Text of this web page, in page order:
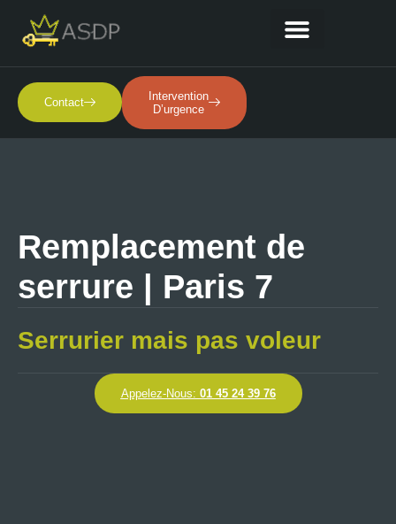
Contact
Intervention
D’urgence
Remplacement de
serrure | Paris 7
Serrurier mais pas voleur
Appelez-Nous: 01 45 24 39 76